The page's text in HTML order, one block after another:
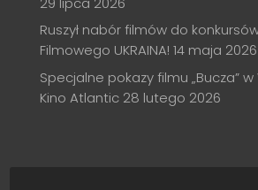
Ruszył nabór filmów do konkursów
Filmowego UKRAINA! 14 maja 2026
Specjalne pokazy filmu „Bucza”
Kino Atlantic 28 lutego 2026